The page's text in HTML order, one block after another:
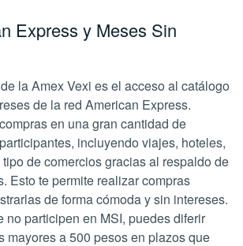
Express y Meses Sin
la Amex Vexi es el acceso al catálogo
de la red American Express.
en una gran cantidad de
incluyendo viajes, hoteles,
de comercios gracias al respaldo de
Esto te permite realizar compras
de forma cómoda y sin intereses.
no participen en MSI, puedes diferir
mayores a 500 pesos en plazos que